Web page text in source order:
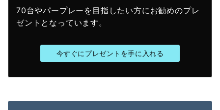
70台やパープレーを目指したい方にお勧めのプレ
ゼントとなっています。
今すぐにプレゼントを手に入れる